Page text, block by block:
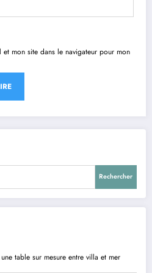
mon site dans le navigateur pour mon
Rechercher
table sur mesure entre villa et mer